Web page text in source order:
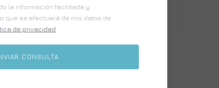
la información facilitada y
que se efectuará de mis datos de
de privacidad